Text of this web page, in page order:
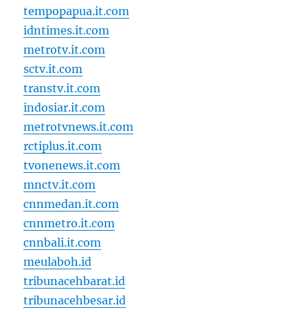
tempopapua.it.com
idntimes.it.com
metrotv.it.com
sctv.it.com
transtv.it.com
indosiar.it.com
metrotvnews.it.com
rctiplus.it.com
tvonenews.it.com
mnctv.it.com
cnnmedan.it.com
cnnmetro.it.com
cnnbali.it.com
meulaboh.id
tribunacehbarat.id
tribunacehbesar.id